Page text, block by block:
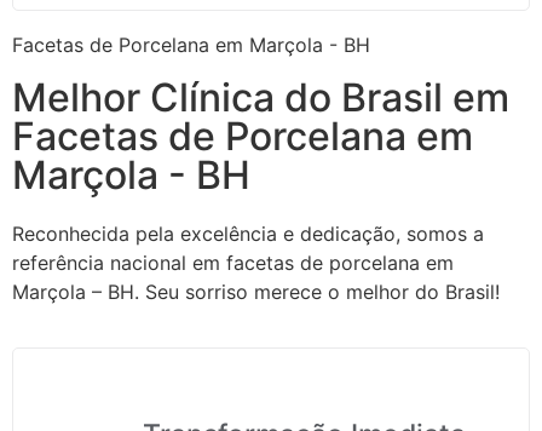
Facetas de Porcelana em Marçola - BH
Melhor Clínica do Brasil em
Facetas de Porcelana em
Marçola - BH
Reconhecida pela excelência e dedicação, somos a
referência nacional em facetas de porcelana em
Marçola – BH. Seu sorriso merece o melhor do Brasil!